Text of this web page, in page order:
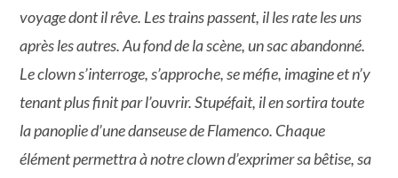
voyage dont il rêve. Les trains passent, il les rate les uns
après les autres. Au fond de la scène, un sac abandonné.
Le clown s’interroge, s’approche, se méfie, imagine et n’y
tenant plus finit par l’ouvrir. Stupéfait, il en sortira toute
la panoplie d’une danseuse de Flamenco. Chaque
élément permettra à notre clown d’exprimer sa bêtise, sa